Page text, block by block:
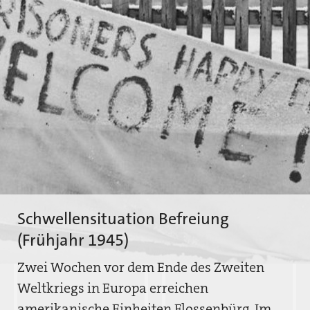
Schwellensituation Befreiung
(Frühjahr 1945)
Zwei Wochen vor dem Ende des Zweiten
Weltkriegs in Europa erreichen